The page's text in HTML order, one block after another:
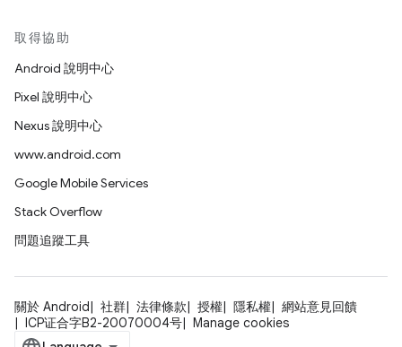
取得協助
Android 說明中心
Pixel 說明中心
Nexus 說明中心
www.android.com
Google Mobile Services
Stack Overflow
問題追蹤工具
關於 Android 社群 法律條款 授權 隱私權
網站意見回饋
ICP证合字B2-20070004号
Manage cookies